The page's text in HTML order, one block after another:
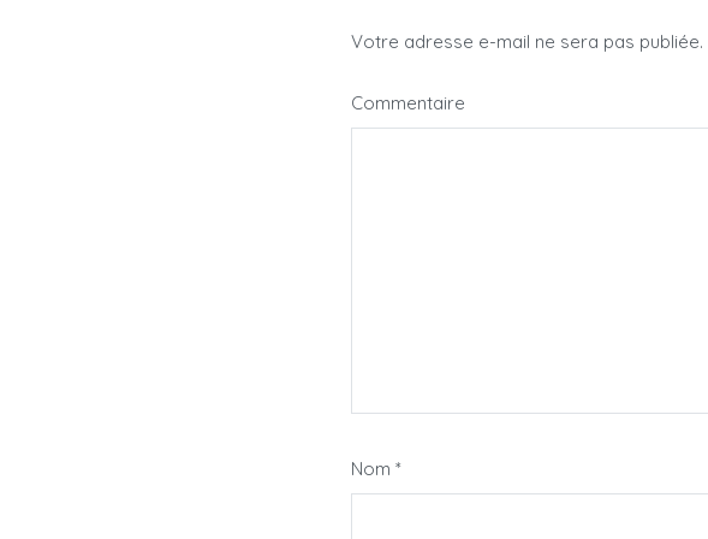
Votre adresse e-mail ne sera pas publiée.
Commentaire
Nom *